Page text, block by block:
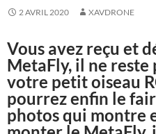
2 AVRIL 2020 XAVDRONE
Vous avez reçu et
MetaFly, il ne reste
votre petit oiseau
pourrez enfin le
photos qui montre